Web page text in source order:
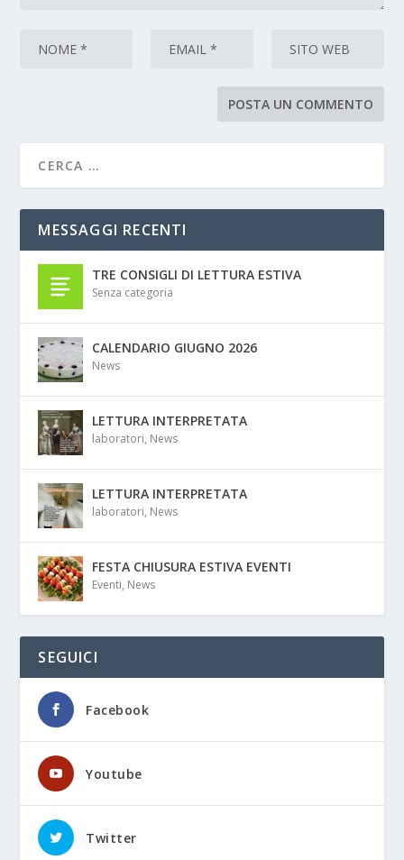
MESSAGGI RECENTI
TRE CONSIGLI DI LETTURA ESTIVA
Senza categoria
CALENDARIO GIUGNO 2026
News
LETTURA INTERPRETATA
laboratori, News
LETTURA INTERPRETATA
laboratori, News
FESTA CHIUSURA ESTIVA EVENTI
Eventi, News
SEGUICI
Facebook
Youtube
Twitter